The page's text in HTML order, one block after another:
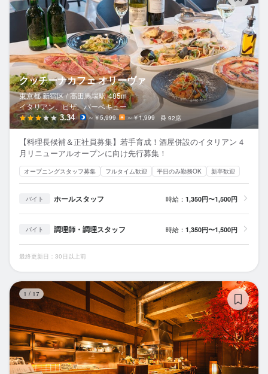
クッチーナカフェ オリーヴァ
東京都 新宿区 / 高田馬場駅 485m
イタリアン、ピザ、バーベキュー
3.34 ～￥5,999 ～￥1,999 92席
【料理長候補＆正社員募集】若手育成！酒屋併設のイタリアン 4
月リニューアルオープンに向け先行募集！
オープニングスタッフ募集 フルタイム歓迎 平日のみ勤務OK 新卒歓迎
バイト ホールスタッフ 時給： 1,350円〜1,500円
バイト 調理師・調理スタッフ 時給： 1,350円〜1,500円
最終更新日：30日以上前
1 / 17